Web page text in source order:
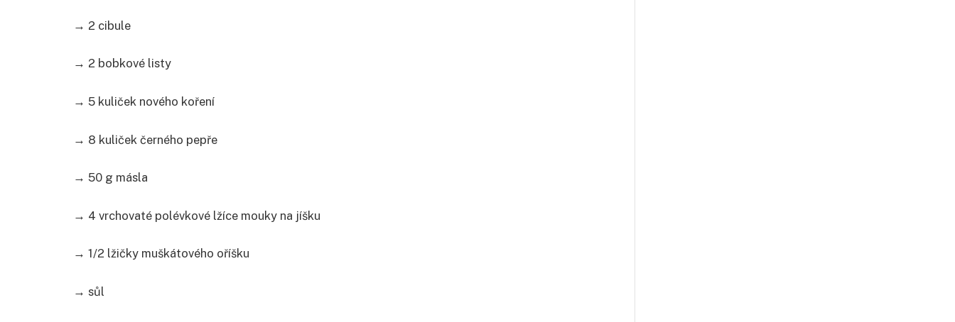
→ 2 cibule
→ 2 bobkové listy
→ 5 kuliček nového koření
→ 8 kuliček černého pepře
→ 50 g másla
→ 4 vrchovaté polévkové lžíce mouky na jíšku
→ 1/2 lžičky muškátového oříšku
→ sůl